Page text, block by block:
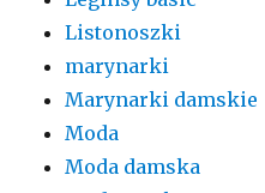
Listonoszki
marynarki
Marynarki damskie
Moda
Moda damska